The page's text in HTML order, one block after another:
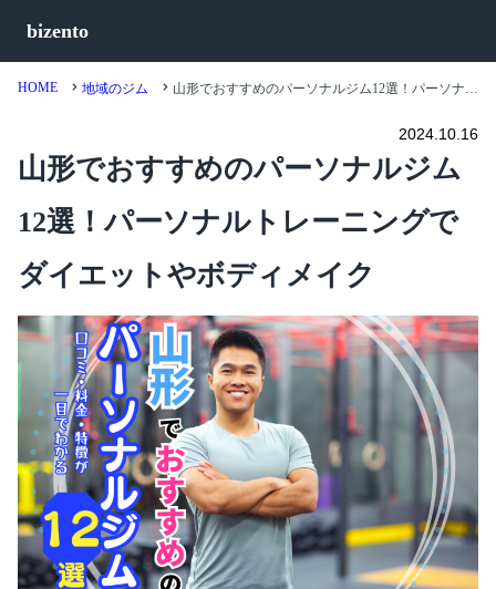
bizento
HOME 地域のジム 山形でおすすめのパーソナルジム12選！パーソナルトレーニングでダイエットやボディメイク
2024.10.16
山形でおすすめのパーソナルジム
12選！パーソナルトレーニングで
ダイエットやボディメイク